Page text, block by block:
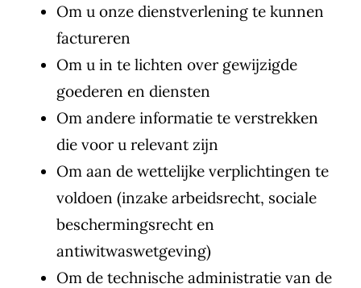
Om u onze dienstverlening te kunnen
factureren
Om u in te lichten over gewijzigde
goederen en diensten
Om andere informatie te verstrekken
die voor u relevant zijn
Om aan de wettelijke verplichtingen te
voldoen (inzake arbeidsrecht, sociale
beschermingsrecht en
antiwitwaswetgeving)
Om de technische administratie van de